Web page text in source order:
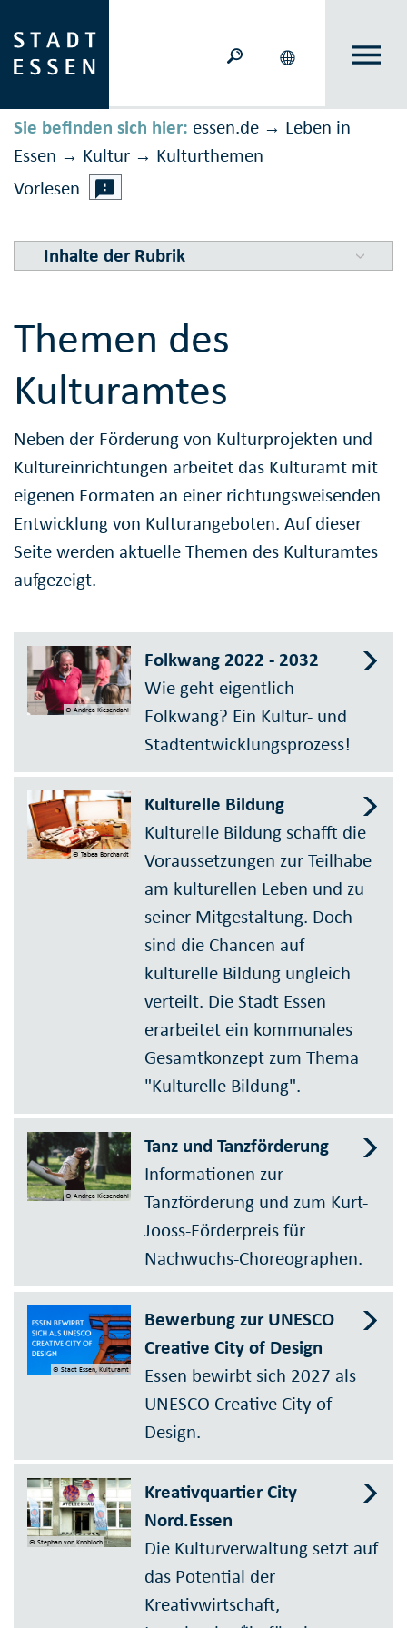
Sie befinden sich hier: essen.de → Leben in
Essen → Kultur → Kultur­themen
Vorlesen
Inhalte der Rubrik
Themen des
Kulturamtes
Neben der Förderung von Kulturprojekten und
Kultureinrichtungen arbeitet das Kulturamt mit
eigenen Formaten an einer richtungsweisenden
Entwicklung von Kulturangeboten. Auf dieser
Seite werden aktuelle Themen des Kulturamtes
aufgezeigt.
© Andrea Kiesendahl
Folkwang 2022 - 2032
Wie geht eigentlich
Folkwang? Ein Kultur- und
Stadtentwicklungsprozess!
© Tabea Borchardt
Kulturelle Bildung
Kulturelle Bildung schafft die
Voraussetzungen zur Teilhabe
am kulturellen Leben und zu
seiner Mitgestaltung. Doch
sind die Chancen auf
kulturelle Bildung ungleich
verteilt. Die Stadt Essen
erarbeitet ein kommunales
Gesamtkonzept zum Thema
"Kulturelle Bildung".
© Andrea Kiesendahl
Tanz und Tanzförderung
Informationen zur
Tanzförderung und zum Kurt-
Jooss-Förderpreis für
Nachwuchs-Choreographen.
© Stadt Essen, Kulturamt
Bewerbung zur UNESCO
Creative City of Design
Essen bewirbt sich 2027 als
UNESCO Creative City of
Design.
© Stephan von Knobloch
Kreativquartier City
Nord.Essen
Die Kulturverwaltung setzt auf
das Potential der
Kreativwirtschaft,